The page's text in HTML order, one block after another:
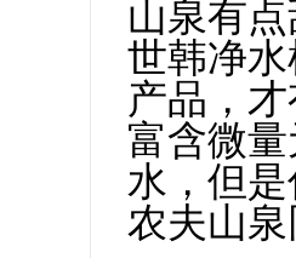
山泉有
世韩净
产品，
富含微
水，但
农夫山